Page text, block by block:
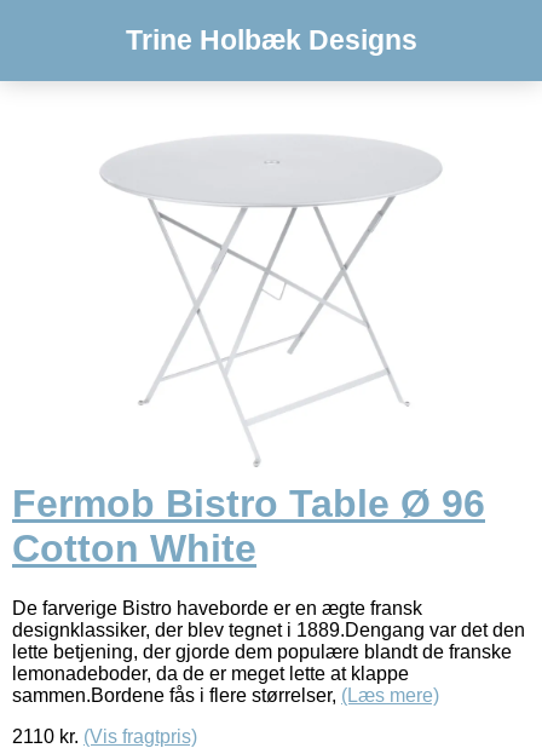
Trine Holbæk Designs
Fermob Bistro Table Ø 96
Cotton White
De farverige Bistro haveborde er en ægte fransk
designklassiker, der blev tegnet i 1889.Dengang var det den
lette betjening, der gjorde dem populære blandt de franske
lemonadeboder, da de er meget lette at klappe
sammen.Bordene fås i flere størrelser, (Læs mere)
2110 kr. (Vis fragtpris)